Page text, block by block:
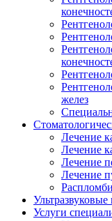
желез
Лечение
Лечение
Лечение
Лечение
Услуги